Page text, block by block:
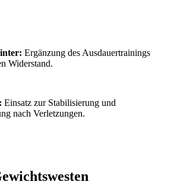
Ergänzung des Ausdauertrainings
Widerstand.
Einsatz zur Stabilisierung und
nach Verletzungen.